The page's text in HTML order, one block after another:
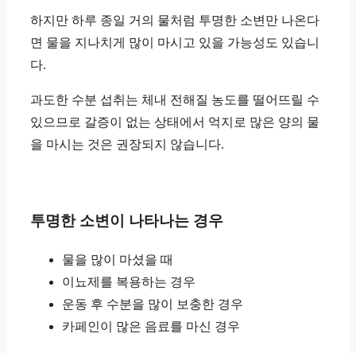
하지만 하루 종일 거의 물처럼 투명한 소변만 나온다
면 물을 지나치게 많이 마시고 있을 가능성도 있습니
다.
과도한 수분 섭취는 체내 전해질 농도를 떨어뜨릴 수
있으므로 갈증이 없는 상태에서 억지로 많은 양의 물
을 마시는 것은 권장되지 않습니다.
투명한 소변이 나타나는 경우
물을 많이 마셨을 때
이뇨제를 복용하는 경우
운동 후 수분을 많이 보충한 경우
카페인이 많은 음료를 마신 경우